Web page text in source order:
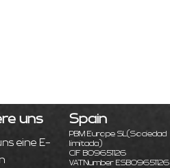
uns
eine E-
Spain
PBM Europe SL(Sociedad
limitada)
CIF B09651126
VATNumber ESB09651126